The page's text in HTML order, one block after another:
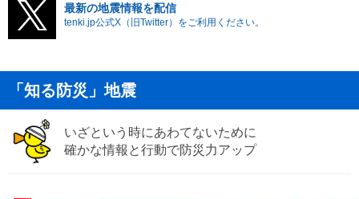
最新の地震情報を配信
tenki.jp公式X（旧Twitter）をご利用ください。
「知る防災」地震
いざという時にあわてないために
確かな情報と行動で防災力アップ